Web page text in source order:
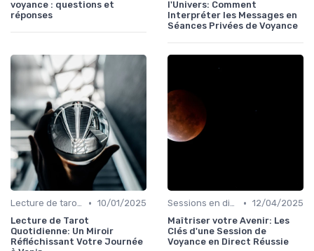
voyance : questions et
réponses
l'Univers: Comment
Interpréter les Messages en
Séances Privées de Voyance
Lecture de tarot quotidienne • 10/01/2025
Lecture de Tarot
Quotidienne: Un Miroir
Réfléchissant Votre Journée
Sessions en direct • 12/04/2025
Maîtriser votre Avenir: Les
Clés d'une Session de
Voyance en Direct Réussie